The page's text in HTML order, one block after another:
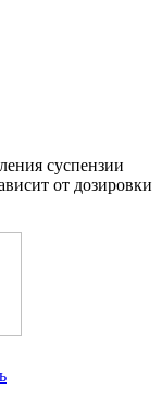
суспензии
от дозировки